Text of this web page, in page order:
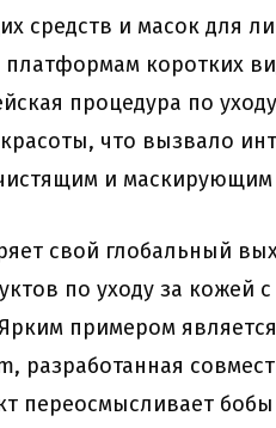
и масок для
платформам коротких
процедура по
что вызвало
и маскирующим
свой глобальный
по уходу за кожей
примером
разработанная
переосмысливает